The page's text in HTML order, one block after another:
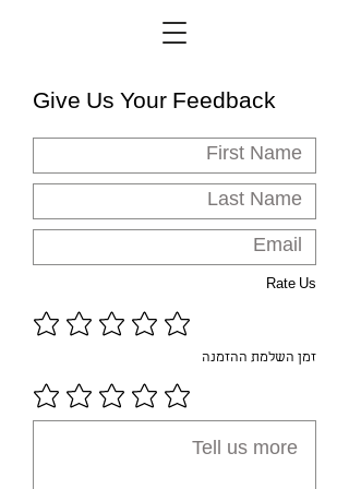
Give Us Your Feedback
Rate Us
זמן השלמת ההזמנה